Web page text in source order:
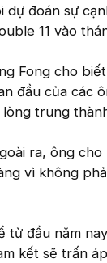
dự đoán sự
11 vào
Fong cho
đầu của các
lòng trung
ra, ông
vì không
từ đầu năm
kết sẽ trấn